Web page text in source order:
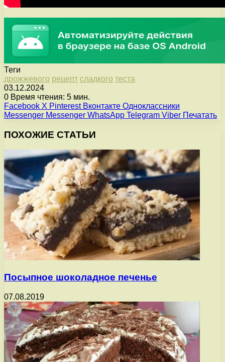
Теги
дрожжевого рецепт сладкого теста
03.12.2024
0 Время чтения: 5 мин.
Facebook X Pinterest Вконтакте Одноклассники
Messenger Messenger WhatsApp Telegram Viber Печатать
ПОХОЖИЕ СТАТЬИ
Посыпное шоколадное печенье
07.08.2019